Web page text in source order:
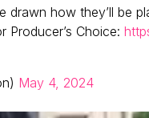
how they’ll be
Producer’s Choice:
May 4, 2024